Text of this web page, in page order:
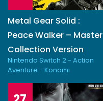
Metal Gear Solid :
Peace Walker – Master
Collection Version
Nintendo Switch 2 - Action
Aventure - Konami